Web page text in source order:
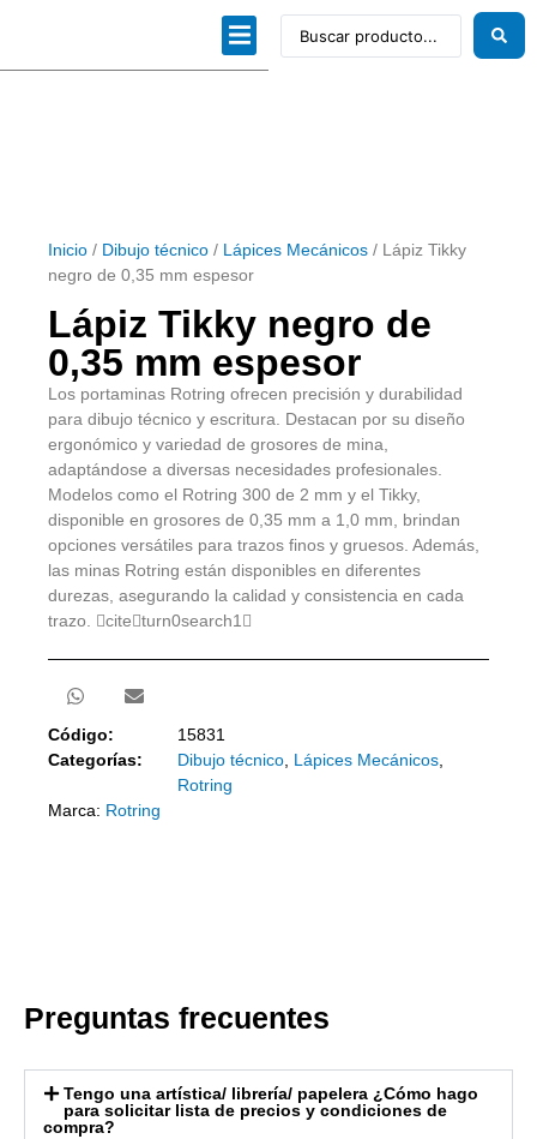
Inicio / Dibujo técnico / Lápices Mecánicos / Lápiz Tikky
negro de 0,35 mm espesor
Lápiz Tikky negro de
0,35 mm espesor
Los portaminas Rotring ofrecen precisión y durabilidad
para dibujo técnico y escritura. Destacan por su diseño
ergonómico y variedad de grosores de mina,
adaptándose a diversas necesidades profesionales.
Modelos como el Rotring 300 de 2 mm y el Tikky,
disponible en grosores de 0,35 mm a 1,0 mm, brindan
opciones versátiles para trazos finos y gruesos. Además,
las minas Rotring están disponibles en diferentes
durezas, asegurando la calidad y consistencia en cada
trazo. citeturn0search1
Código:
15831
Categorías:
Dibujo técnico, Lápices Mecánicos,
Rotring
Marca: Rotring
Preguntas frecuentes
Tengo una artística/ librería/ papelera ¿Cómo hago
para solicitar lista de precios y condiciones de
compra?